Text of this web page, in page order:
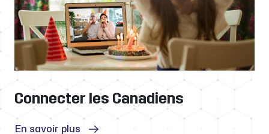
Connecter les Canadiens
En savoir plus